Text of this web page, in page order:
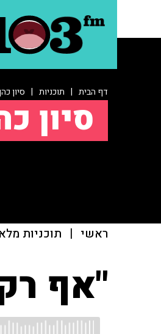
דף הבית | תוכניות | סיון
סיון
ראשי | תוכניות
"אף